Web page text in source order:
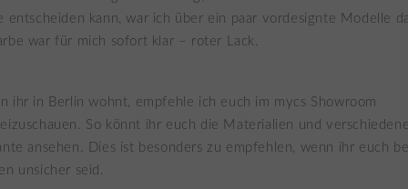
entscheiden kann, war ich über ein paar vordesignte Modelle
war für mich sofort klar – roter Lack.
ihr in Berlin wohnt, empfehle ich euch im mycs Showroom
So könnt ihr euch die Materialien und
ansehen. Dies ist besonders zu empfehlen, wenn ihr euch
unsicher seid.